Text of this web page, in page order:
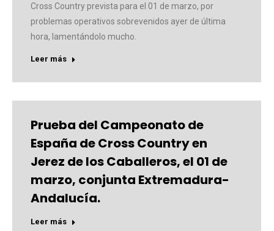
Cross Country prevista para el 01 de marzo, por
problemas operativos sobrevenidos ayer de última
hora, lamentándolo mucho.
Leer más
Prueba del Campeonato de
España de Cross Country en
Jerez de los Caballeros, el 01 de
marzo, conjunta Extremadura-
Andalucía.
Leer más